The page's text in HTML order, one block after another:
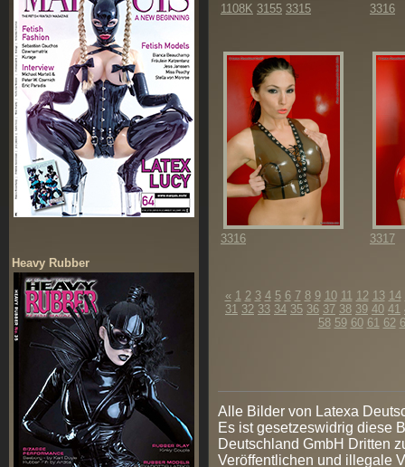
Heavy Rubber
1108K 3155 3315 3316
3316 3317
« 1 2 3 4 5 6 7 8 9 10 11 12 13 14
31 32 33 34 35 36 37 38 39 40 41
58 59 60 61 62
Alle Bilder von Latexa
Es ist gesetzeswidrig diese
Deutschland GmbH Dritten
Veröffentlichen und illegale